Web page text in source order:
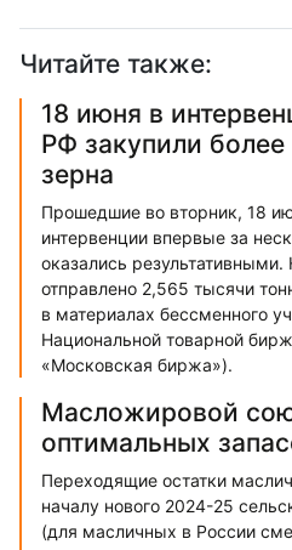
Читайте также:
18 июня в
РФ закупили более
зерна
Прошедшие во вторник, 18
интервенции впервые за
оказались
отправлено 2,565 тысячи
в материалах бессменного
Национальной товарной
«Московская биржа»).
Масложировой
оптимальных
Переходящие остатки
началу нового 2024-25
(для масличных в России